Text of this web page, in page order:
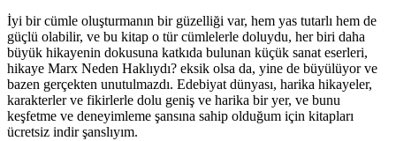
İyi bir cümle oluşturmanın bir güzelliği var, hem yas tutarlı hem de
güçlü olabilir, ve bu kitap o tür cümlelerle doluydu, her biri daha
büyük hikayenin dokusuna katkıda bulunan küçük sanat eserleri,
hikaye Marx Neden Haklıydı? eksik olsa da, yine de büyülüyor ve
bazen gerçekten unutulmazdı. Edebiyat dünyası, harika hikayeler,
karakterler ve fikirlerle dolu geniş ve harika bir yer, ve bunu
keşfetme ve deneyimleme şansına sahip olduğum için kitapları
ücretsiz indir şanslıyım.